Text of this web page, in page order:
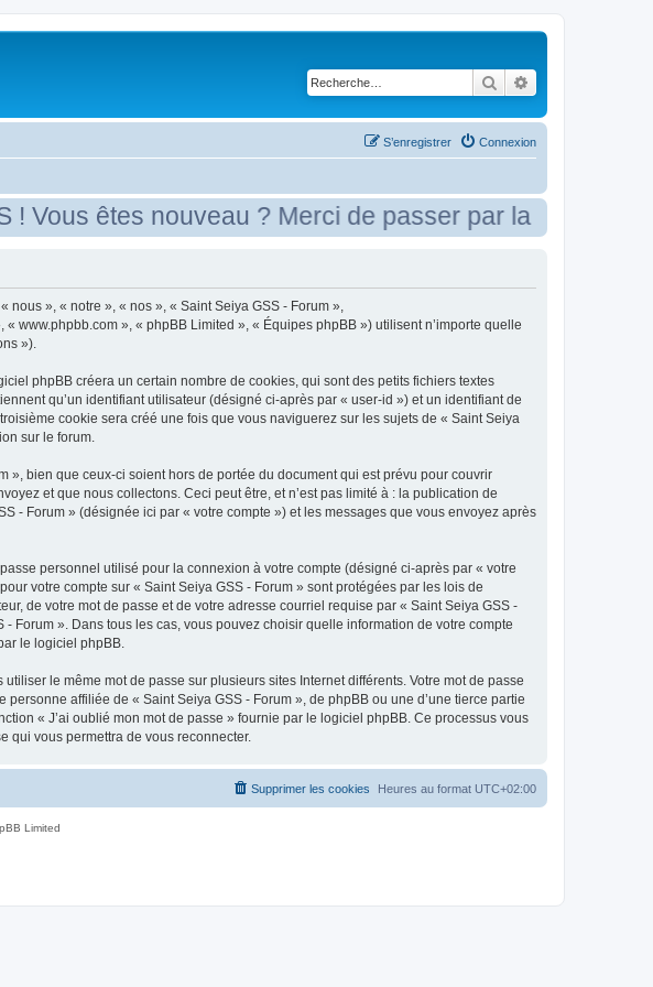
Rechercher
Connexion
S’enregistrer
êtes nouveau ? Merci de passer par la case
», « notre », « nos », « Saint Seiya GSS - Forum »,
www.phpbb.com », « phpBB Limited », « Équipes phpBB ») utilisent n’importe quelle
»).
phpBB créera un certain nombre de cookies, qui sont des petits fichiers textes
qu’un identifiant utilisateur (désigné ci-après par « user-id ») et un identifiant de
cookie sera créé une fois que vous naviguerez sur les sujets de « Saint Seiya
sur le forum.
bien que ceux-ci soient hors de portée du document qui est prévu pour couvrir
et que nous collectons. Ceci peut être, et n’est pas limité à : la publication de
- Forum » (désignée ici par « votre compte ») et les messages que vous envoyez après
personnel utilisé pour la connexion à votre compte (désigné ci-après par « votre
votre compte sur « Saint Seiya GSS - Forum » sont protégées par les lois de
de votre mot de passe et de votre adresse courriel requise par « Saint Seiya GSS -
Forum ». Dans tous les cas, vous pouvez choisir quelle information de votre compte
le logiciel phpBB.
le même mot de passe sur plusieurs sites Internet différents. Votre mot de passe
affiliée de « Saint Seiya GSS - Forum », de phpBB ou une d’une tierce partie
« J’ai oublié mon mot de passe » fournie par le logiciel phpBB. Ce processus vous
qui vous permettra de vous reconnecter.
Heures au format UTC+02:00
Supprimer les cookies
Limited